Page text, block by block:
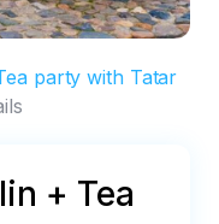
party with Tatar
+ Tea